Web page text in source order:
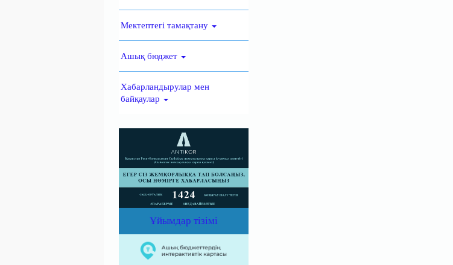
Мектептегі тамақтану
Ашық бюджет
Хабарландырулар мен
байқаулар
Ұйымдар тізімі